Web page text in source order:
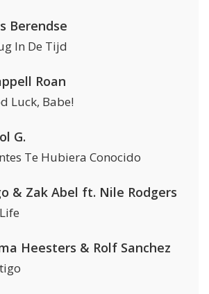
Berendse
In De Tijd
Roan
Luck, Babe!
G.
Te Hubiera Conocido
& Zak Abel ft. Nile Rodgers
Heesters & Rolf Sanchez